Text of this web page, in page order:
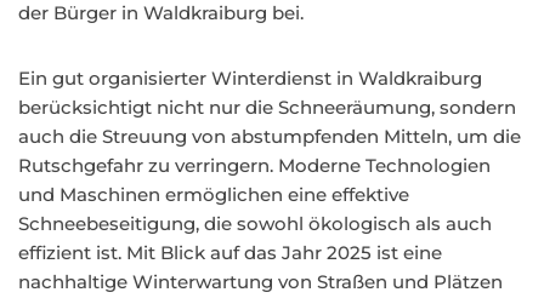
der Bürger in Waldkraiburg bei.
Ein gut organisierter Winterdienst in Waldkraiburg
berücksichtigt nicht nur die Schneeräumung, sondern
auch die Streuung von abstumpfenden Mitteln, um die
Rutschgefahr zu verringern. Moderne Technologien
und Maschinen ermöglichen eine effektive
Schneebeseitigung, die sowohl ökologisch als auch
effizient ist. Mit Blick auf das Jahr 2025 ist eine
nachhaltige Winterwartung von Straßen und Plätzen